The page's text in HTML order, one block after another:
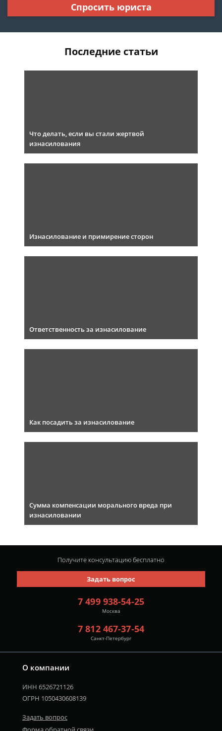
Спросить юриста
Последние статьи
Что делать, если вы стали жертвой
изнасилования
Изнасилование и примирение сторон
Ответственность за изнасилование
Как посадить за изнасилование
Сумма компенсации морального вреда при
изнасиловании
О компании
ИНН 6526721126
ОГРН 1050430608139
Задать вопрос
7 499 938-54-25
Москва
7 812 467-37-54
Санкт-Петербург
Задать вопрос
Получите консультациюбесплатно